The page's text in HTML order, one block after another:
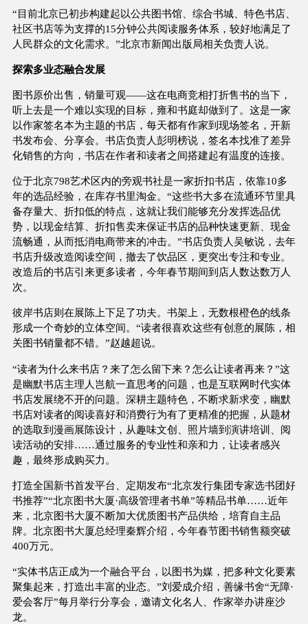
“目前北京已初步构建起以公共图书馆、综合书城、特色书店、
社区书店等为支撑的15分钟公共阅读服务体系，较好地满足了
人民群众的文化需求。”北京市新闻出版局相关负责人说。
探索多业态融合发展
图书原价出售，销量可观——这在电商竞相打折售书的当下，
听上去是一个难以实现的目标，雍和书庭却做到了。这是一家
以作家签名本为主题的书店，每天都有作家到现场签名，开新
书发布会、分享会。书店负责人彭明榜说，签名本找准了差异
化销售的方向，书店在作者和读者之间搭建起有温度的连接。
位于北京798艺术区内的旁观书社是一家折扣书店，依靠10多
年的选品经验，在库存书里淘金。“这些书大多在流通环节里具
备存量大、折扣低的特点，这就让我们能够充分发挥选品优
势，以现金结算、折扣售卖来保证书店的品种快速更新、现金
流畅通，从而抵消电商带来的冲击。”书店负责人吴敏说，去年
书店升级改造阅读空间，撤去了饮品区，更突出专注和专业。
改造后的书店引来更多读者，今年春节期间到店人数达数万人
次。
彼岸书店则在展陈上下足了功夫。书架上，无数根橙色的线条
形成一个奇妙的立体空间。“读者很喜欢这些有创意的展陈，相
关图书销量都不错。”赵越超说。
“读者为什么来书店？来了怎么留下来？怎么让读者再来？”这
是幽默书店主理人岂航一直思考的问题，也是互联网时代实体
书店发展绕不开的问题。深耕主题特色，不断求新求变，幽默
书店对读者的阅读喜好和消费行为有了更精准的把握，从题材
的选取到漫画展陈设计，从趣味文创、照片墙到演讲培训、阅
读活动的安排……通过服务的专业性和亲和力，让读者感兴
趣，最终形成购买力。
打造全国新书首发平台、定期发布“北京发行集团专家选书团好
书推荐”“北京图书大厦·高级管理者书单”等精品书单……近年
来，北京图书大厦不断加大优质图书产品供给，培育自主品
牌。北京图书大厦总经理秦辉介绍，今年春节图书销售额突破
400万元。
“实体书店正成为一个融合平台，以图书为媒，把多种文化要素
聚集起来，打造出丰富的业态。”刘爱成介绍，善缘书舍“无障·
爱会客厅”每月举行分享会，邀请文化名人、作家举办讲座沙
龙。